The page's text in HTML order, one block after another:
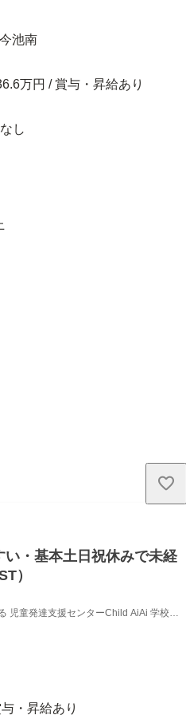
池南
万円 / 賞与・昇給あり
し
い・基本土日祝休みで未経
）
児童発達支援センターChild AiAi 学校法
・昇給あり